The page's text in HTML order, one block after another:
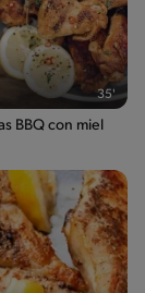
35'
BBQ con miel